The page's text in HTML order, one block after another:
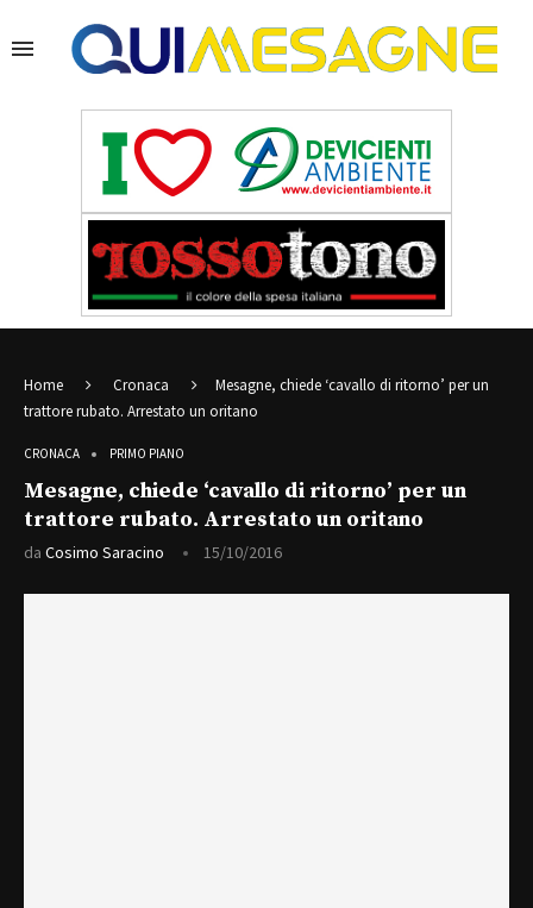
Home Cronaca
Mesagne, chiede ‘cavallo di ritorno’ per un
trattore rubato. Arrestato un oritano
CRONACA PRIMO PIANO
Mesagne, chiede ‘cavallo di ritorno’ per un
trattore rubato. Arrestato un oritano
da Cosimo Saracino 15/10/2016